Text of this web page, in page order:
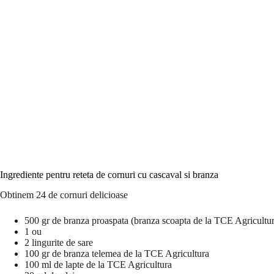
Ingrediente pentru reteta de cornuri cu cascaval si branza
Obtinem 24 de cornuri delicioase
500 gr de branza proaspata (branza scoapta de la TCE
1 ou
2 lingurite de sare
100 gr de branza telemea de la TCE Agricultura
100 ml de lapte de la TCE Agricultura